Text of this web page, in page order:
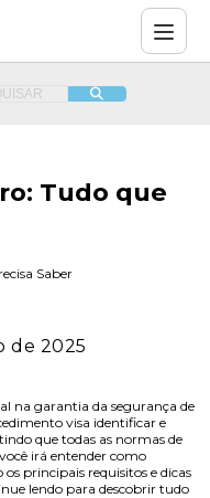
Precisa Saber
Tudo que
de 2025
na garantia da segurança de
visa identificar e
que todas as normas de
irá entender como
principais requisitos e dicas
lendo para descobrir tudo